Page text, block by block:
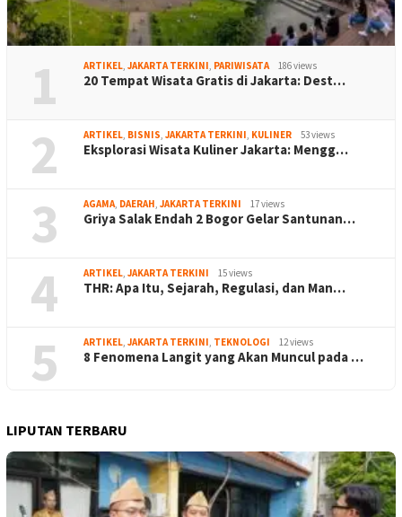
1 ARTIKEL, JAKARTA TERKINI, PARIWISATA 186 views
20 Tempat Wisata Gratis di Jakarta: Dest…
2 ARTIKEL, BISNIS, JAKARTA TERKINI, KULINER 53 views
Eksplorasi Wisata Kuliner Jakarta: Mengg…
3 AGAMA, DAERAH, JAKARTA TERKINI 17 views
Griya Salak Endah 2 Bogor Gelar Santunan…
4 ARTIKEL, JAKARTA TERKINI 15 views
THR: Apa Itu, Sejarah, Regulasi, dan Man…
5 ARTIKEL, JAKARTA TERKINI, TEKNOLOGI 12 views
8 Fenomena Langit yang Akan Muncul pada …
LIPUTAN TERBARU